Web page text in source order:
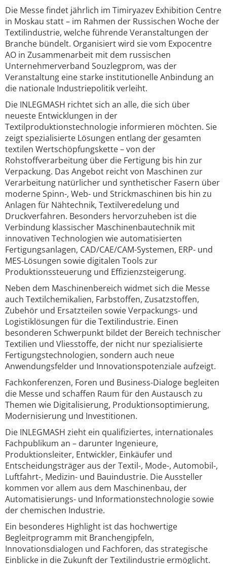
Die Messe findet jährlich im Timiryazev Exhibition Centre
in Moskau statt – im Rahmen der Russischen Woche der
Textilindustrie, welche führende Veranstaltungen der
Branche bündelt. Organisiert wird sie vom Expocentre
AO in Zusammenarbeit mit dem russischen
Unternehmerverband Souzlegprom, was der
Veranstaltung eine starke institutionelle Anbindung an
die nationale Industriepolitik verleiht.
Die INLEGMASH richtet sich an alle, die sich über
neueste Entwicklungen in der
Textilproduktionstechnologie informieren möchten. Sie
zeigt spezialisierte Lösungen entlang der gesamten
textilen Wertschöpfungskette – von der
Rohstoffverarbeitung über die Fertigung bis hin zur
Verpackung. Das Angebot reicht von Maschinen zur
Verarbeitung natürlicher und synthetischer Fasern über
moderne Spinn-, Web- und Strickmaschinen bis hin zu
Anlagen für Nähtechnik, Textilveredelung und
Druckverfahren. Besonders hervorzuheben ist die
Verbindung klassischer Maschinenbautechnik mit
innovativen Technologien wie automatisierten
Fertigungsanlagen, CAD/CAE/CAM-Systemen, ERP- und
MES-Lösungen sowie digitalen Tools zur
Produktionssteuerung und Effizienzsteigerung.
Neben dem Maschinenbereich widmet sich die Messe
auch Textilchemikalien, Farbstoffen, Zusatzstoffen,
Zubehör und Ersatzteilen sowie Verpackungs- und
Logistiklösungen für die Textilindustrie. Einen
besonderen Schwerpunkt bildet der Bereich technischer
Textilien und Vliesstoffe, der nicht nur spezialisierte
Fertigungstechnologien, sondern auch neue
Anwendungsfelder und Innovationspotenziale aufzeigt.
Fachkonferenzen, Foren und Business-Dialoge begleiten
die Messe und schaffen Raum für den Austausch zu
Themen wie Digitalisierung, Produktionsoptimierung,
Modernisierung und Investitionen.
Die INLEGMASH zieht ein qualifiziertes, internationales
Fachpublikum an – darunter Ingenieure,
Produktionsleiter, Entwickler, Einkäufer und
Entscheidungsträger aus der Textil-, Mode-, Automobil-,
Luftfahrt-, Medizin- und Bauindustrie. Die Aussteller
kommen vor allem aus dem Maschinenbau, der
Automatisierungs- und Informationstechnologie sowie
der chemischen Industrie.
Ein besonderes Highlight ist das hochwertige
Begleitprogramm mit Branchengipfeln,
Innovationsdialogen und Fachforen, das strategische
Einblicke in die Zukunft der Textilindustrie ermöglicht.